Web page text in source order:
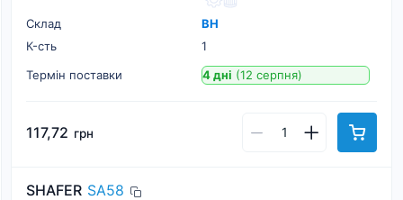
Склад
ВН
К-cть
1
Термін поставки
4 дні (12 серпня)
117,72 грн
SHAFER SA58